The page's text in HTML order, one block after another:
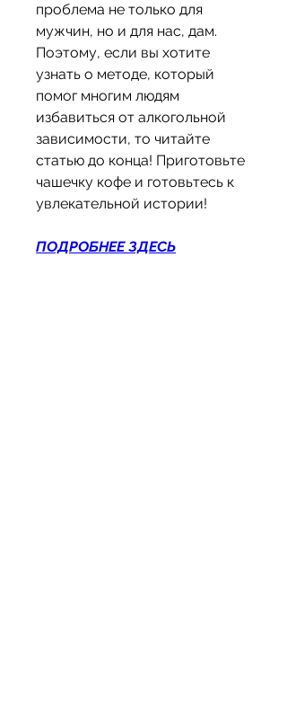
проблема не только для
мужчин, но и для нас, дам.
Поэтому, если вы хотите
узнать о методе, который
помог многим людям
избавиться от алкогольной
зависимости, то читайте
статью до конца! Приготовьте
чашечку кофе и готовьтесь к
увлекательной истории!
ПОДРОБНЕЕ ЗДЕСЬ